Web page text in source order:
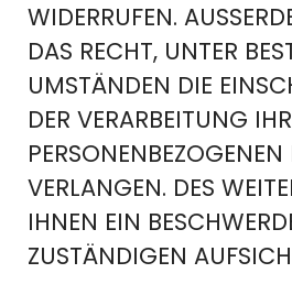
IDERRUFEN.
S RECHT, UNTER
STÄNDEN DIE
R VERARBEITUNG IHRER
RSONENBEZOGENEN
RLANGEN. DES
NEN EIN
STÄNDIGEN